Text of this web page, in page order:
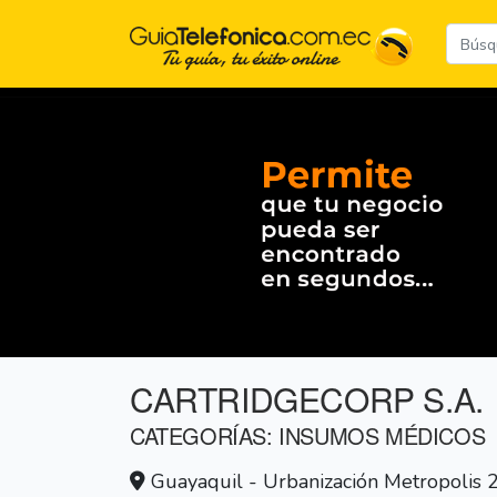
CARTRIDGECORP S.A.
CATEGORÍAS: INSUMOS MÉDICOS
Guayaquil - Urbanización Metropolis